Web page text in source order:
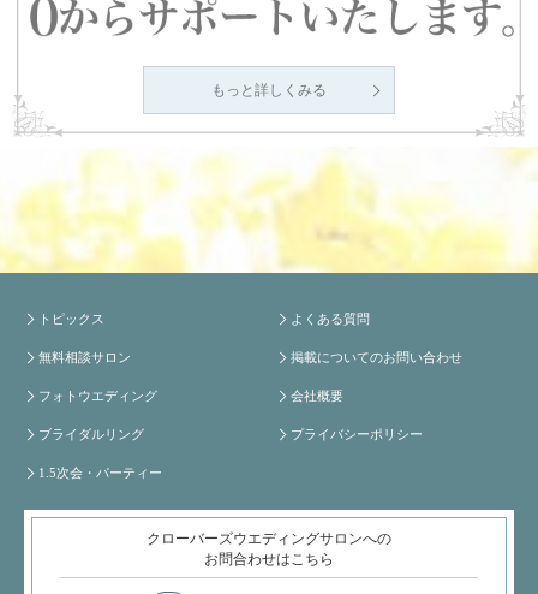
もっと詳しくみる
トピックス
無料相談サロン
フォトウエディング
ブライダルリング
1.5次会・パーティー
よくある質問
掲載についてのお問い合わせ
会社概要
プライバシーポリシー
クローバーズウエディングサロンへの
お問合わせはこちら